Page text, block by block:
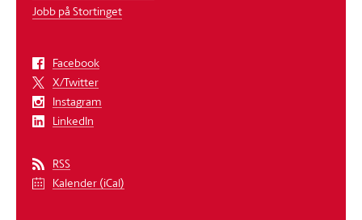
Jobb på Stortinget
Facebook
X/Twitter
Instagram
LinkedIn
RSS
Kalender (iCal)